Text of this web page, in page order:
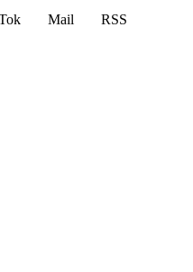
Mail
RSS